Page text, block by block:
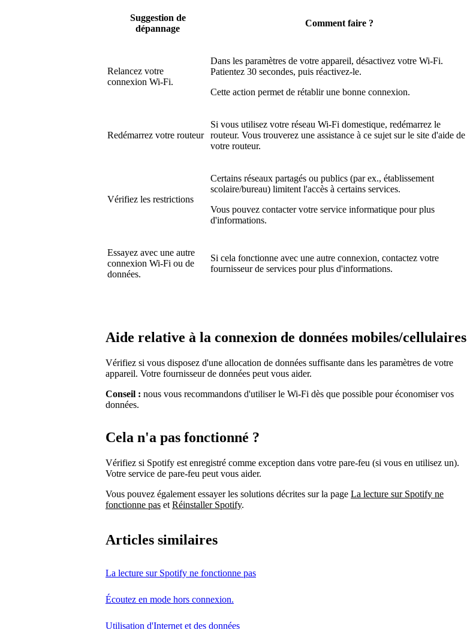
Suggestion de
dépannage
Comment faire ?
Relancez votre
connexion Wi-Fi.
Dans les paramètres de votre appareil, désactivez votre Wi-Fi.
Patientez 30 secondes, puis réactivez-le.
Cette action permet de rétablir une bonne connexion.
Redémarrez votre routeur
Si vous utilisez votre réseau Wi-Fi domestique, redémarrez le
routeur. Vous trouverez une assistance à ce sujet sur le site d'aide de
votre routeur.
Vérifiez les restrictions
Certains réseaux partagés ou publics (par ex., établissement
scolaire/bureau) limitent l'accès à certains services.
Vous pouvez contacter votre service informatique pour plus
d'informations.
Essayez avec une autre
connexion Wi-Fi ou de
données.
Si cela fonctionne avec une autre connexion, contactez votre
fournisseur de services pour plus d'informations.
Aide relative à la connexion de données mobiles/cellulaires
Vérifiez si vous disposez d'une allocation de données suffisante dans les paramètres de votre
appareil. Votre fournisseur de données peut vous aider.
Conseil : nous vous recommandons d'utiliser le Wi-Fi dès que possible pour économiser vos
données.
Cela n'a pas fonctionné ?
Vérifiez si Spotify est enregistré comme exception dans votre pare-feu (si vous en utilisez un).
Votre service de pare-feu peut vous aider.
Vous pouvez également essayer les solutions décrites sur la page La lecture sur Spotify ne
fonctionne pas et Réinstaller Spotify.
Articles similaires
La lecture sur Spotify ne fonctionne pas
Écoutez en mode hors connexion.
Utilisation d'Internet et des données